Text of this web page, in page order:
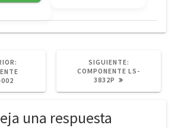
ANTERIOR:
SIGUIENTE:
POST:
COMPONENTE LS-
3832P
una respuesta